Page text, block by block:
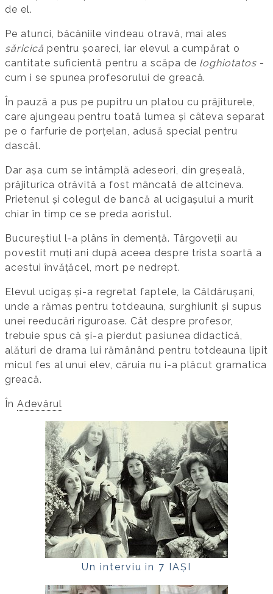
de el.
Pe atunci, băcăniile vindeau otravă, mai ales
săricică pentru șoareci, iar elevul a cumpărat o
cantitate suficientă pentru a scăpa de loghiotatos -
cum i se spunea profesorului de greacă.
În pauză a pus pe pupitru un platou cu prăjiturele,
care ajungeau pentru toată lumea și câteva separat
pe o farfurie de porțelan, adusă special pentru
dascăl.
Dar așa cum se întâmplă adeseori, din greșeală,
prăjiturica otrăvită a fost mâncată de altcineva.
Prietenul și colegul de bancă al ucigașului a murit
chiar în timp ce se preda aoristul.
Bucureștiul l-a plâns în demență. Târgoveții au
povestit muți ani după aceea despre trista soartă a
acestui învățăcel, mort pe nedrept.
Elevul ucigaș și-a regretat faptele, la Căldărușani,
unde a rămas pentru totdeauna, surghiunit și supus
unei reeducări riguroase. Cât despre profesor,
trebuie spus că și-a pierdut pasiunea didactică,
alături de drama lui rămânând pentru totdeauna lipit
micul fes al unui elev, căruia nu i-a plăcut gramatica
greacă.
În Adevărul
Un interviu in 7 IAȘI